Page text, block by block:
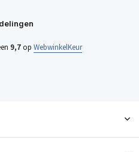
9,7op WebwinkelKeur